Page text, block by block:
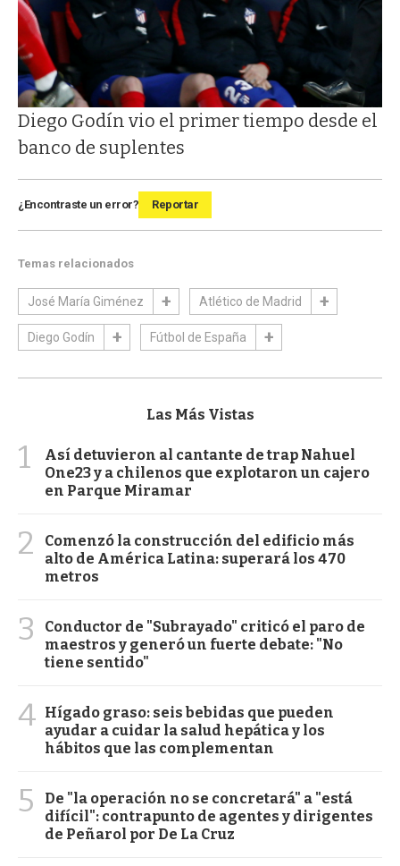
Diego Godín vio el primer tiempo desde el
banco de suplentes
¿Encontraste un error? Reportar
Temas relacionados
José María Giménez Atlético de Madrid
Diego Godín Fútbol de España
Las Más Vistas
1
Así detuvieron al cantante de trap Nahuel
One23 y a chilenos que explotaron un cajero
en Parque Miramar
2
Comenzó la construcción del edificio más
alto de América Latina: superará los 470
metros
3
Conductor de "Subrayado" criticó el paro de
maestros y generó un fuerte debate: "No
tiene sentido"
4 Hígado graso: seis bebidas que pueden
ayudar a cuidar la salud hepática y los
hábitos que las complementan
5
De "la operación no se concretará" a "está
difícil": contrapunto de agentes y dirigentes
de Peñarol por De La Cruz